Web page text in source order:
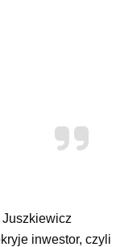
Juszkiewicz
inwestor, czyli